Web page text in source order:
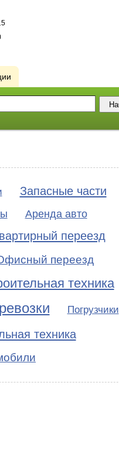
Запасные части
Аренда авто
переезд
переезд
техника
Погрузчики
техника